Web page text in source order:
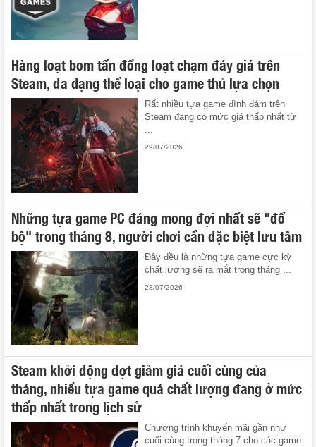
Hàng loạt bom tấn đồng loạt chạm đáy giá trên
Steam, đa dạng thể loại cho game thủ lựa chọn
Rất nhiều tựa game đình đám trên
Steam đang có mức giá thấp nhất từ
...
29/07/2026
Những tựa game PC đáng mong đợi nhất sẽ "đổ
bộ" trong tháng 8, người chơi cần đặc biệt lưu tâm
Đây đều là những tựa game cực kỳ
chất lượng sẽ ra mắt trong tháng ...
28/07/2026
Steam khởi động đợt giảm giá cuối cùng của
tháng, nhiều tựa game quá chất lượng đang ở mức
thấp nhất trong lịch sử
Chương trình khuyến mãi gần như
cuối cùng trong tháng 7 cho các game